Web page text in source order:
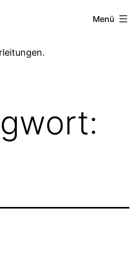
Menü